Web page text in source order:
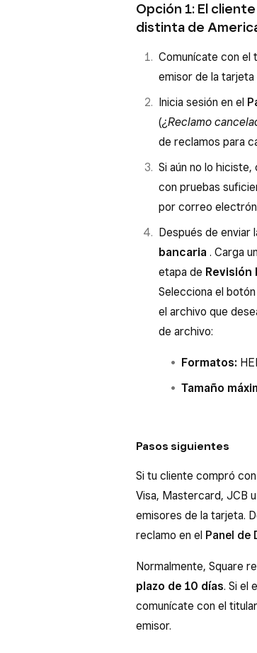
Opción 1: El
distinta de
Comunícate con el
emisor de la
Inicia sesión en el
(¿Reclamo
de reclamos para
Si aún no lo
con pruebas
por correo
Después de enviar
bancaria . Carga
etapa de Revisión
Selecciona el botón
el archivo que
de archivo:
Formatos:
Tamaño
Pasos siguientes
Si tu cliente compró
Visa, Mastercard, JCB
emisores de la tarjeta.
reclamo en el Panel de
Normalmente, Square
plazo de 10 días. Si el
comunícate con el
emisor.